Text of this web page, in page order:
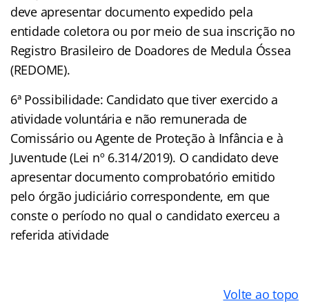
deve apresentar documento expedido pela
entidade coletora ou por meio de sua inscrição no
Registro Brasileiro de Doadores de Medula Óssea
(REDOME).
6ª Possibilidade: Candidato que tiver exercido a
atividade voluntária e não remunerada de
Comissário ou Agente de Proteção à Infância e à
Juventude (Lei nº 6.314/2019). O candidato deve
apresentar documento comprobatório emitido
pelo órgão judiciário correspondente, em que
conste o período no qual o candidato exerceu a
referida atividade
Volte ao topo